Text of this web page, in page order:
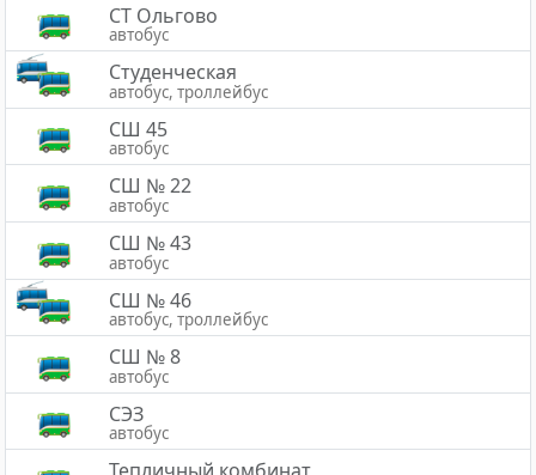
СТ Ольгово
автобус
Студенческая
автобус, троллейбус
СШ 45
автобус
СШ № 22
автобус
СШ № 43
автобус
СШ № 46
автобус, троллейбус
СШ № 8
автобус
СЭЗ
автобус